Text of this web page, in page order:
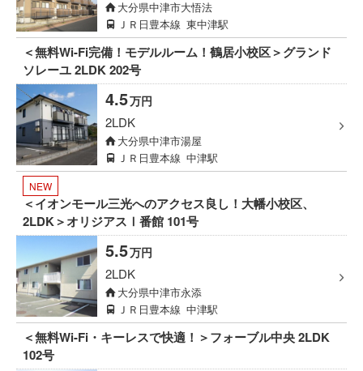
大分県中津市大悟法
ＪＲ日豊本線 東中津駅
＜無料Wi-Fi完備！モデルルーム！鶴居小校区＞グランド
ソレーユ 2LDK 202号
4.5万円
2LDK
大分県中津市湯屋
ＪＲ日豊本線 中津駅
NEW
＜イオンモール三光へのアクセス良し！大幡小校区、
2LDK＞オリジアスⅠ番館 101号
5.5万円
2LDK
大分県中津市永添
ＪＲ日豊本線 中津駅
＜無料Wi-Fi・キーレスで快適！＞フォーブル中央 2LDK
102号